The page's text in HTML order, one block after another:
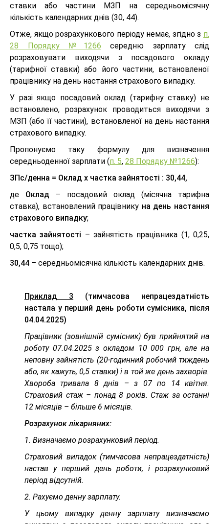
ставки або частини МЗП на середньомісячну
кількість календарних днів (30, 44).
Отже, якщо розрахункового періоду немає, згідно з п.
28 Порядку №1266 середню зарплату слід
розраховувати виходячи з посадового окладу
(тарифної ставки) або його частини, встановленої
працівнику на день настання страхового випадку.
У разі якщо посадовий оклад (тарифну ставку) не
встановлено, розрахунок проводиться виходячи з
МЗП (або її частини), встановленої на день настання
страхового випадку.
Пропонуємо таку формулу для визначення
середньоденної зарплати (п. 5, 28 Порядку №1266):
ЗПс/денна = Оклад х частка зайнятості : 30,44,
де Оклад – посадовий оклад (місячна тарифна
ставка), встановлений працівнику на день настання
страхового випадку;
частка зайнятості – зайнятість працівника (1, 0,25,
0,5, 0,75 тощо);
30,44 – середньомісячна кількість календарних днів.
Приклад 3 (тимчасова непрацездатність
настала у перший день роботи сумісника, після
04.04.2025)
Працівник (зовнішній сумісник) був прийнятий на
роботу 07.04.2025 з окладом 10 000 грн, але на
неповну зайнятість (20-годинний робочий тиждень
або, як кажуть, 0,5 ставки) і в той же день захворів.
Хвороба тривала 8 днів – з 07 по 14 квітня.
Страховий стаж – понад 8 років. Стаж за останні
12 місяців – більше 6 місяців.
Розрахунок лікарняних:
1. Визначаємо розрахунковий період.
Страховий випадок (тимчасова непрацездатність)
настав у перший день роботи, і розрахунковий
період відсутній.
2. Рахуємо денну зарплату.
У цьому випадку денну зарплату визначаємо